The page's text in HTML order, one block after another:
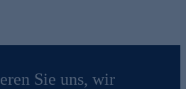
Sie uns, wir